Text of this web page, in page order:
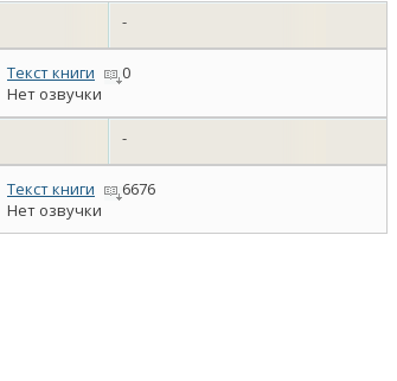
-
Текст книги
0
Нет озвучки
-
Текст книги
6676
Нет озвучки